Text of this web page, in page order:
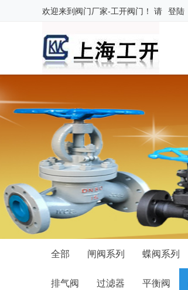
欢迎来到阀门厂家-工开阀门 ！ 请 登陆
全部 闸阀系列 蝶阀系列
排气阀 过滤器 平衡阀